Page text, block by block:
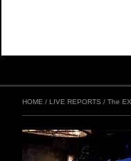
HOME / LIVE REPORTS / The